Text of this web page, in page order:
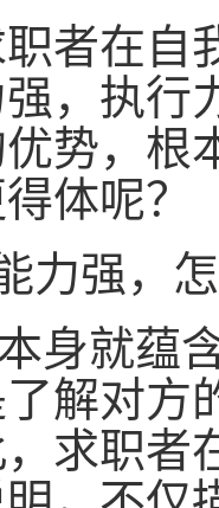
者在自
，执行
势，根
体呢？
力强，
身就蕴
解对方
求职者